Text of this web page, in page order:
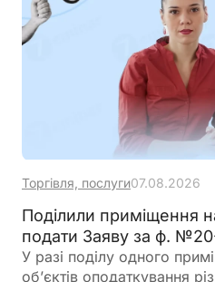
Торгівля, послуги07.08.2026
Поділили приміщення
подати Заяву за ф.
У разі поділу одного
об’єктів оподаткування